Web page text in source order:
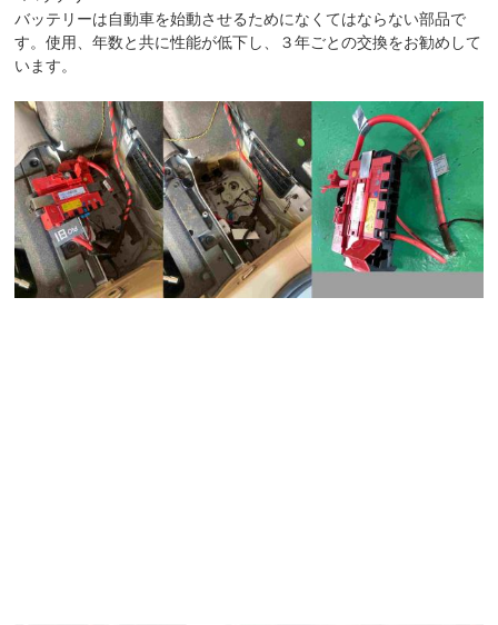
バッテリーは自動車を始動させるためになくてはならない部品で
す。使用、年数と共に性能が低下し、３年ごとの交換をお勧めして
います。